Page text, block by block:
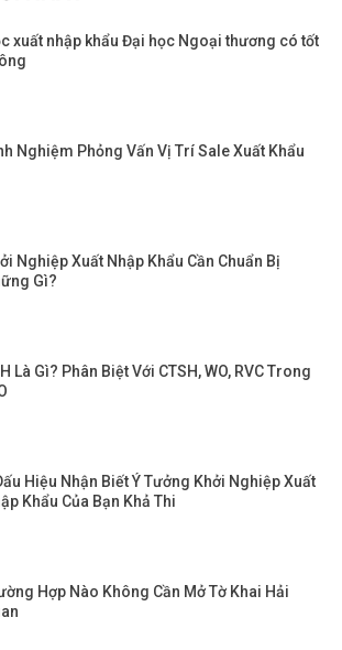
xuất nhập khẩu Đại học Ngoại thương có tốt
Nghiệm Phỏng Vấn Vị Trí Sale Xuất Khẩu
Nghiệp Xuất Nhập Khẩu Cần Chuẩn Bị
Gì?
Là Gì? Phân Biệt Với CTSH, WO, RVC Trong
Hiệu Nhận Biết Ý Tưởng Khởi Nghiệp Xuất
Khẩu Của Bạn Khả Thi
Hợp Nào Không Cần Mở Tờ Khai Hải